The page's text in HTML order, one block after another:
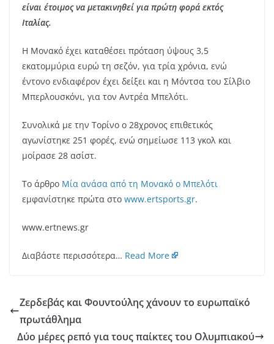
είναι έτοιμος να μετακινηθεί για πρώτη φορά εκτός
Ιταλίας.
Η Μονακό έχει καταθέσει πρόταση ύψους 3,5
εκατομμύρια ευρώ τη σεζόν, για τρία χρόνια, ενώ
έντονο ενδιαφέρον έχει δείξει και η Μόντσα του Σίλβιο
Μπερλουσκόνι, για τον Αντρέα Μπελότι.
Συνολικά με την Τορίνο ο 28χρονος επιθετικός
αγωνίστηκε 251 φορές, ενώ σημείωσε 113 γκολ και
μοίρασε 28 ασίστ.
Το άρθρο Μία ανάσα από τη Μονακό ο Μπελότι
εμφανίστηκε πρώτα στο www.ertsports.gr.
www.ertnews.gr
Διαβάστε περισσότερα… Read More
Ζερδεβάς και Φουντούλης χάνουν το ευρωπαϊκό
πρωτάθλημα
Δύο μέρες ρεπό για τους παίκτες του Ολυμπιακού